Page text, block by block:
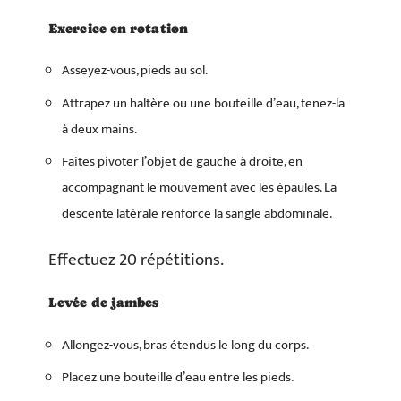
Exercice en rotation
Asseyez-vous, pieds au sol.
Attrapez un haltère ou une bouteille d’eau, tenez-la
à deux mains.
Faites pivoter l’objet de gauche à droite, en
accompagnant le mouvement avec les épaules. La
descente latérale renforce la sangle abdominale.
Effectuez 20 répétitions.
Levée de jambes
Allongez-vous, bras étendus le long du corps.
Placez une bouteille d’eau entre les pieds.